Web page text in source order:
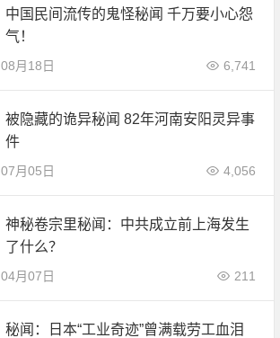
中国民间流传的鬼怪秘闻 千万要小心怨
气！
08月18日 6,741
被隐藏的诡异秘闻 82年河南安阳灵异事
件
07月05日 4,056
神秘卷宗里秘闻：中共成立前上海发生
了什么？
04月07日 211
秘闻：日本“工业奇迹”曾满载劳工血泪